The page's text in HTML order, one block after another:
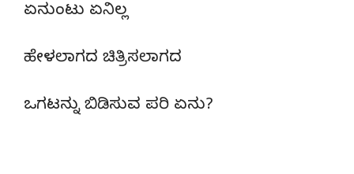
ಏನುಂಟು ಏನಿಲ್ಲ
ಹೇಳಲಾಗದ ಚಿತ್ರಿಸಲಾಗದ
ಒಗಟನ್ನು ಬಿಡಿಸುವ ಪರಿ ಏನು?